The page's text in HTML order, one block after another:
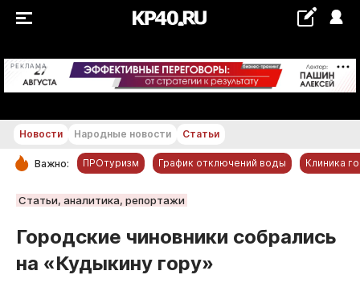
РЕКЛАМА +16...+17 °С
РУБРИКИ
Новости компаний
Статьи
Новости Народные новости Статьи
Важно: ПРОтуризм График отключений воды Клиника
Статьи, аналитика, репортажи
Городские чиновники собрались
на «Кудыкину гору»